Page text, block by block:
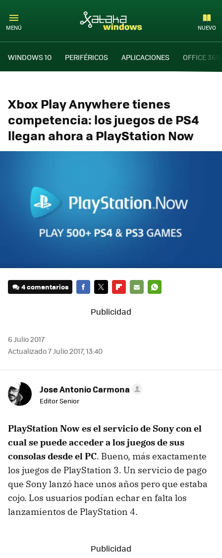
MENÚ NUEVO
WINDOWS 10 PERIFÉRICOS APLICACIONES OFFICE 365
Xbox Play Anywhere tienes
competencia: los juegos de PS4
llegan ahora a PlayStation Now
4 comentarios
MAIL
6 Julio 2017
Actualizado 7 Julio 2017, 13:40
Jose Antonio Carmona
Editor Senior
PlayStation Now es el servicio de Sony con el
cual se puede acceder a los juegos de sus
consolas desde el PC. Bueno, más exactamente
los juegos de PlayStation 3. Un servicio de pago
que Sony lanzó hace unos años pero que estaba
cojo. Los usuarios podían echar en falta los
lanzamientos de PlayStation 4.